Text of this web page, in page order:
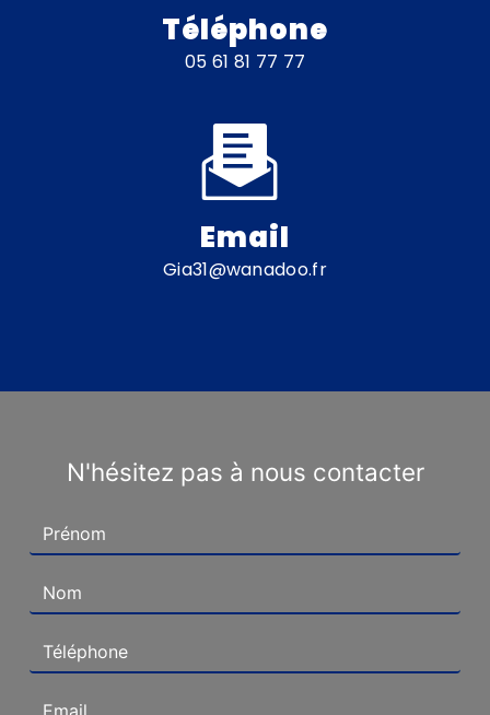
Téléphone
05 61 81 77 77
Email
gia31@wanadoo.fr
N'hésitez pas à nous contacter